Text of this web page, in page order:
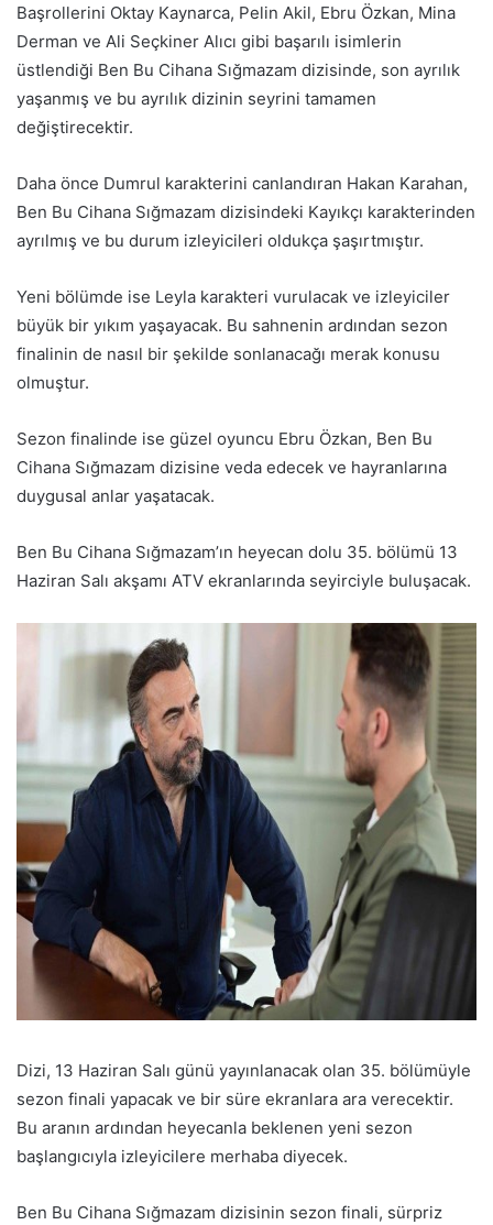
Başrollerini Oktay Kaynarca, Pelin Akil, Ebru Özkan, Mina
Derman ve Ali Seçkiner Alıcı gibi başarılı isimlerin
üstlendiği Ben Bu Cihana Sığmazam dizisinde, son ayrılık
yaşanmış ve bu ayrılık dizinin seyrini tamamen
değiştirecektir.
Daha önce Dumrul karakterini canlandıran Hakan Karahan,
Ben Bu Cihana Sığmazam dizisindeki Kayıkçı karakterinden
ayrılmış ve bu durum izleyicileri oldukça şaşırtmıştır.
Yeni bölümde ise Leyla karakteri vurulacak ve izleyiciler
büyük bir yıkım yaşayacak. Bu sahnenin ardından sezon
finalinin de nasıl bir şekilde sonlanacağı merak konusu
olmuştur.
Sezon finalinde ise güzel oyuncu Ebru Özkan, Ben Bu
Cihana Sığmazam dizisine veda edecek ve hayranlarına
duygusal anlar yaşatacak.
Ben Bu Cihana Sığmazam’ın heyecan dolu 35. bölümü 13
Haziran Salı akşamı ATV ekranlarında seyirciyle buluşacak.
Dizi, 13 Haziran Salı günü yayınlanacak olan 35. bölümüyle
sezon finali yapacak ve bir süre ekranlara ara verecektir.
Bu aranın ardından heyecanla beklenen yeni sezon
başlangıcıyla izleyicilere merhaba diyecek.
Ben Bu Cihana Sığmazam dizisinin sezon finali, sürpriz